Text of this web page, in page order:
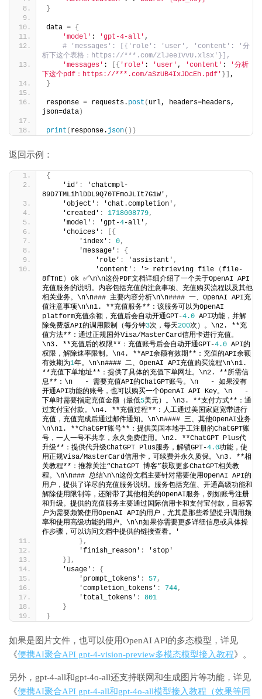
}
data = {
'model' : 'gpt-4-all' ,
# 'messages': [{'role': 'user', 'content': '分
析下这个表格：https://***.com/ZlJeeIVvU.xlsx'}],
'messages' : [{ 'role' : 'user' , 'content' :
'分析
下这个pdf：https://***.com/aSzUB4IxJDcEh.pdf' }] ,
}
response = requests. post ( url, headers=headers,
json=data )
print ( response. json())
返回示例：
{
    'id'
:
'chatcmpl-
89D7TMLihlDDL9Q70TFmoJLIt7G1W' ,
    'object'
: 'chat.completion' ,
    'created'
: 1718008779,
    'model'
: 'gpt-4-all' ,
    'choices'
:
{
        'index'
: 0,
        'message'
:
{
            'role'
: 'assistant' ,
            'content'
: '> retrieving file (file-
8fTnE )
ok ✅\n\n这份PDF文档详细介绍了一个关于OpenAI API
充值服务的说明。内容包括充值的注意事项、充值购买流程以及其他
相关业务。\n\n### 主要内容分析\n\n#### 一、OpenAI API充
值注意事项\n\n1. **充值服务**：该服务可以为OpenAI
platform充值余额，充值后会自动开通GPT-4.0 API功能，并解
除免费版API的调用限制（每分钟3次，每天200次）。\n2. **充
值方法**：通过正规国外Visa/MasterCard信用卡进行充值。
\n3. **充值后的权限**：充值账号后会自动开通GPT-4.0 API的
权限，解除速率限制。\n4. **API余额有效期**：充值的API余额
有效期为1年。\n\n#### 二、OpenAI API充值购买流程\n\n1.
**充值下单地址**：提供了具体的充值下单网址。\n2. **所需信
息**：\n   - 需要充值API的ChatGPT账号。\n   - 如果没有
开通API功能的账号，也可以购买一个OpenAI API Key。\n   -
下单时需要指定充值金额（最低5美元）。\n3. **支付方式**：通
过支付宝付款。\n4. **充值过程**：人工通过美国家庭宽带进行
充值，充值完成后通过邮件通知。\n\n#### 三、其他OpenAI业务
\n\n1. **ChatGPT账号**：提供美国本地手工注册的ChatGPT账
号，一人一号不共享，永久免费使用。\n2. **ChatGPT Plus代
升级**：提供代升级ChatGPT Plus服务，解锁GPT-4.0功能，使
用正规Visa/MasterCard信用卡，可续费并永久质保。\n3. **相
关教程**：推荐关注“ChatGPT 博客”获取更多ChatGPT相关教
程。\n\n### 总结\n\n这份文档主要针对需要使用OpenAI API的
用户，提供了详尽的充值服务说明。服务包括充值、开通高级功能和
解除使用限制等，还附带了其他相关的OpenAI服务，例如账号注册
和升级。提供的充值服务主要通过国际信用卡和支付宝付款，目标客
户为需要频繁使用OpenAI API的用户，尤其是那些希望提升调用频
率和使用高级功能的用户。\n\n如果你需要更多详细信息或具体操
作步骤，可以访问文档中提供的链接查看。'
} ,
        'finish_reason'
:
'stop'
}
,
    'usage'
:
{
        'prompt_tokens'
: 57,
        'completion_tokens'
: 744,
        'total_tokens'
:
801
}
}
如果是图片文件，也可以使用OpenAI API的多态模型，详见
《便携AI聚合API gpt-4-vision-preview多模态模型接入教程》。
另外，gpt-4-all和gpt-4o-all还支持联网和生成图片等功能，详见
《便携AI聚合API gpt-4-all和gpt-4o-all模型接入教程（效果等同